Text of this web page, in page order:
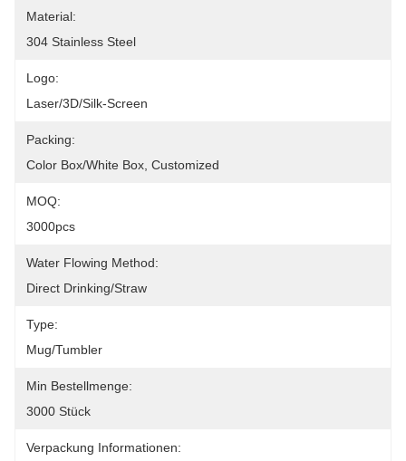
Material:
304 Stainless Steel
Logo:
Laser/3D/Silk-Screen
Packing:
Color Box/White Box, Customized
MOQ:
3000pcs
Water Flowing Method:
Direct Drinking/Straw
Type:
Mug/Tumbler
Min Bestellmenge:
3000 Stück
Verpackung Informationen: